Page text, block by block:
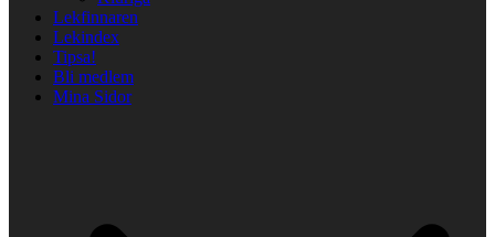
Lekfinnaren
Lekindex
Tipsa!
Bli medlem
Mina Sidor